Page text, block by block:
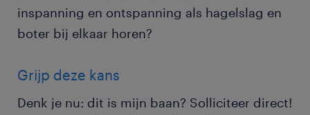
inspanning en ontspanning als hagelslag en
boter bij elkaar horen?
Grijp deze kans
Denk je nu: dit is mijn baan? Solliciteer direct!